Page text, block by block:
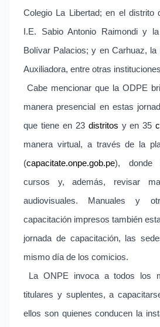
Colegio La Libertad; en el distrito
I.E. Sabio Antonio Raimondi y
Bolívar Palacios; y en Carhuaz, la
Auxiliadora, entre otras
Cabe mencionar que la ODPE
manera presencial en estas
que tiene en 23 distritos y en 35
manera virtual, a través de la
(capacitate.onpe.gob.pe), donde
cursos y, además, revisar
audiovisuales. Manuales y
capacitación impresos también
jornada de capacitación, las
mismo día de los comicios.
La ONPE invoca a todos los
titulares y suplentes, a
ellos son quienes conducen la